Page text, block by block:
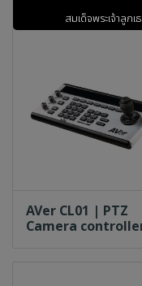
AVer CL01 | PTZ
Camera
สมเด็จพระเจ้าลูก
ข้าพระพุ
บริษัท